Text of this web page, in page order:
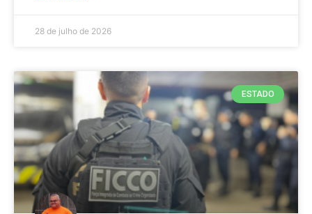
28 de julho de 2026
ESTADO